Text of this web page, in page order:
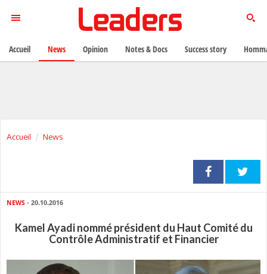
Accueil News
NEWS - 20.10.2016
Kamel Ayadi nommé président du Haut Comité du
Contrôle Administratif et Financier
Accueil News Opinion Notes & Docs Success story